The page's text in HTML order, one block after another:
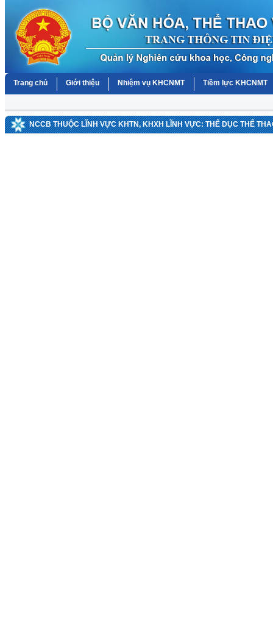
Trang chủ Giới thiệu Nhiệm vụ KHCNMT Tiềm lực KHCNMT
NCCB THUỘC LĨNH VỰC KHTN, KHXH LĨNH VỰC: THỂ DỤC THỂ